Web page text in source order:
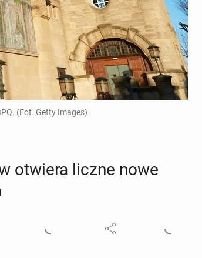
(Fot. Getty Images)
otwiera liczne nowe